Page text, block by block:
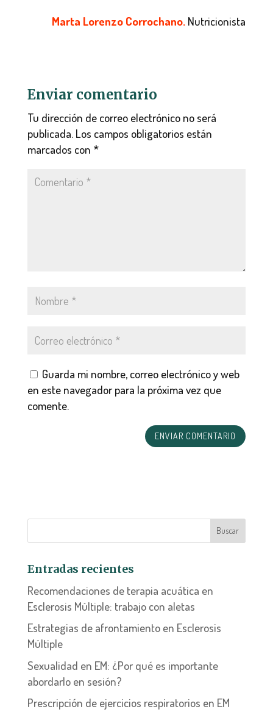
Marta Lorenzo Corrochano. Nutricionista
Enviar comentario
Tu dirección de correo electrónico no será
publicada. Los campos obligatorios están
marcados con *
Guarda mi nombre, correo electrónico y web
en este navegador para la próxima vez que
comente.
Entradas recientes
Recomendaciones de terapia acuática en
Esclerosis Múltiple: trabajo con aletas
Estrategias de afrontamiento en Esclerosis
Múltiple
Sexualidad en EM: ¿Por qué es importante
abordarlo en sesión?
Prescripción de ejercicios respiratorios en EM